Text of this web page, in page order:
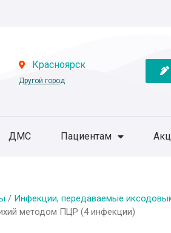
Красноярск
Другой город
ДМС Пациентам
/ Инфекции, передаваемые
методом ПЦР (4 инфекции)